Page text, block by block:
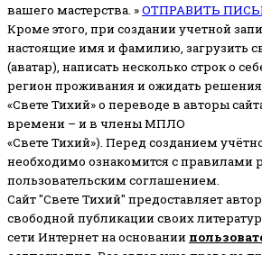
вашего мастерства. »ОТПРАВИТЬ
Кроме этого, при создании учетной
настоящие имя и фамилию, загрузить
(аватар), написать несколько строк о
регион проживания и ожидать
«Свете Тихий» о переводе в авторы
времени – и в члены МПЛО
«Свете Тихий»). Перед созданием
необходимо ознакомится с правилами
пользовательским соглашением.
Сайт "Свете Тихий" предоставляет
свободной публикации своих
сети Интернет на основании